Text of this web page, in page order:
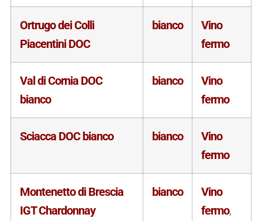
Ortrugo dei Colli
Piacentini DOC
bianco
Vino
fermo
Val di Cornia DOC
bianco
bianco
Vino
fermo
Sciacca DOC bianco bianco
Vino
fermo
Montenetto di Brescia
IGT Chardonnay
bianco
Vino
fermo,